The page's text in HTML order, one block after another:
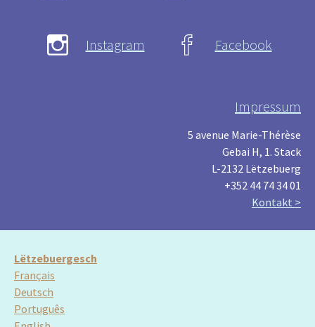
Instagram Facebook
Impressum
5 avenue Marie-Thérèse
Gebai H, 1. Stack
L-2132 Lëtzebuerg
+352 44 74 34 01
Kontakt >
Lëtzebuergesch
Français
Deutsch
Português